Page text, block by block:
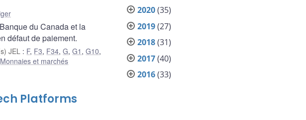
du Canada et la
défaut de paiement.
JEL : F, F3, F34,G,G1 ,G10,
Monnaies et marchés
Platforms
2020(35)
2019(27)
2018(31)
2017(40)
2016(33)